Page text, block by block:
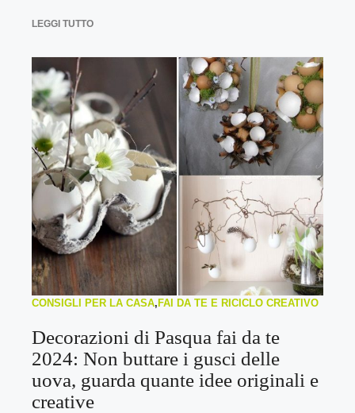
LEGGI TUTTO
CONSIGLI PER LA CASA, FAI DA TE E RICICLO CREATIVO
Decorazioni di Pasqua fai da te
2024: Non buttare i gusci delle
uova, guarda quante idee originali e
creative